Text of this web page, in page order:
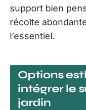
support bien
récolte
l’essentiel.
Options
intégrer le
jardin